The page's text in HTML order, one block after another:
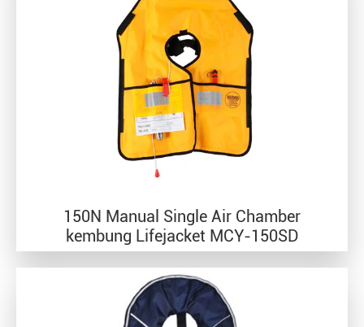
150N Manual Single Air Chamber
kembung Lifejacket MCY-150SD